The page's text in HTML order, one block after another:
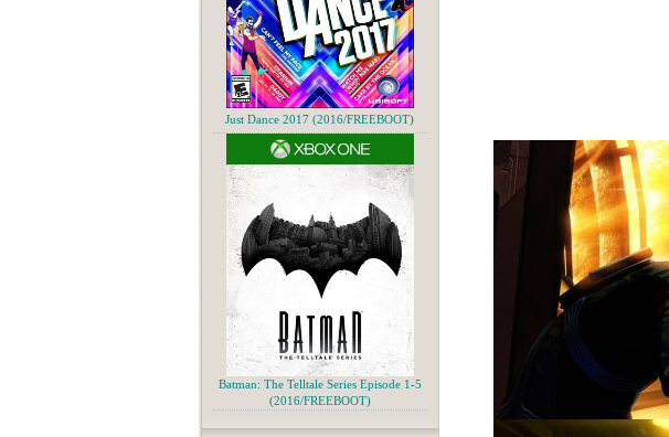
Just Dance 2017 (2016/FREEBOOT)
Batman: The Telltale Series Episode 1-5
(2016/FREEBOOT)